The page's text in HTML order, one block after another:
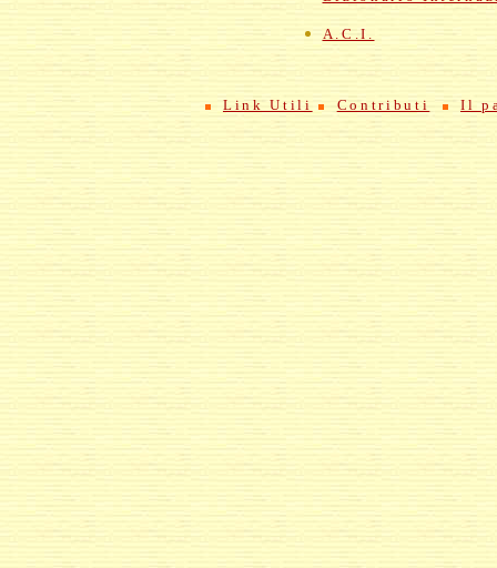
A.C.I.
Link Utili Contributi Il